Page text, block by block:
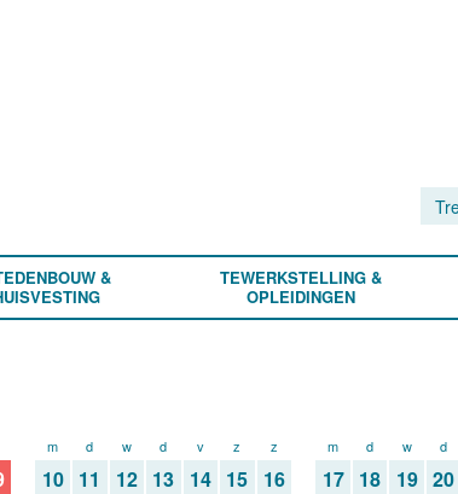
&
TEWERKSTELLING &
OPLEIDINGEN
m
10
d
11
w
12
d
13
v
14
z
15
z
16
m
17
d
18
w
19
d
20